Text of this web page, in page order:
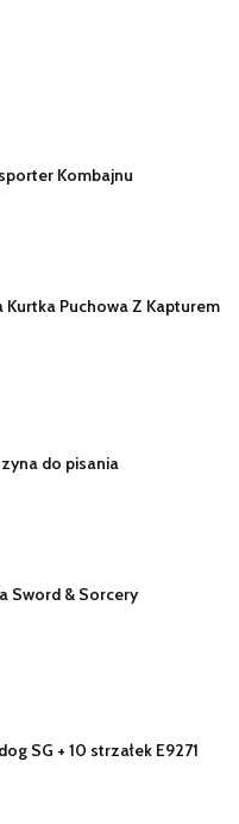
Kombajnu
Puchowa Z Kapturem
do pisania
Sword & Sorcery
SG + 10 strzałek E9271